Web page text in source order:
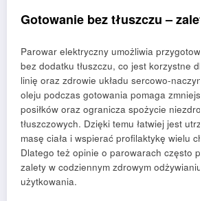
Gotowanie bez tłuszczu –
Parowar elektryczny umożliwia
bez dodatku tłuszczu, co jest korzystne
linię oraz zdrowie układu sercowo-
oleju podczas gotowania pomaga
posiłków oraz ogranicza spożycie
tłuszczowych. Dzięki temu łatwiej jest
masę ciała i wspierać profilaktykę wielu
Dlatego też opinie o parowarach często
zalety w codziennym zdrowym
użytkowania.